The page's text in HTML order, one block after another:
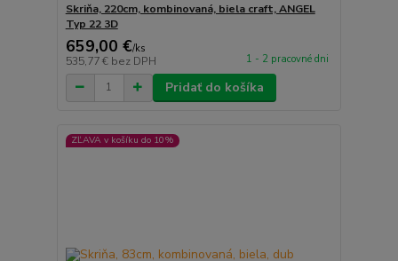
Skriňa, 220cm, kombinovaná, biela craft, ANGEL
Typ 22 3D
659,00 €/ks
535,77 € bez DPH 1 - 2 pracovné dni
Pridať do košíka
ZĽAVA v košíku do 10%